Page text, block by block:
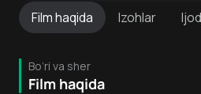
Filmhaqida Izohlar
Bo‘ri va sher
Film haqida